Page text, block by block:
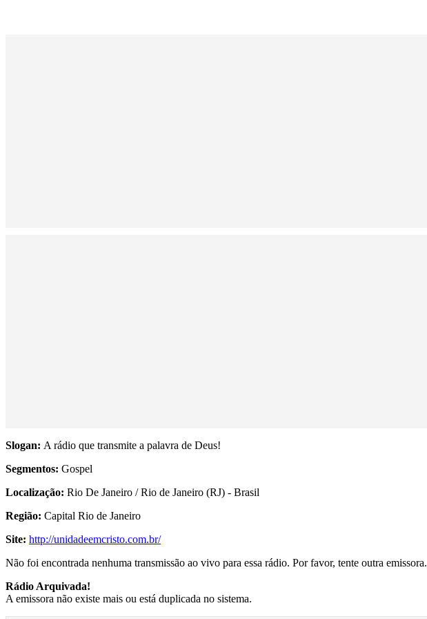
Slogan: A rádio que transmite a palavra de Deus!
Segmentos: Gospel
Localização: Rio De Janeiro / Rio de Janeiro (RJ) - Brasil
Região: Capital Rio de Janeiro
Site: http://unidadeemcristo.com.br/
Não foi encontrada nenhuma transmissão ao vivo para essa rádio. Por favor, tente outra emissora.
Rádio Arquivada!
A emissora não existe mais ou está duplicada no sistema.